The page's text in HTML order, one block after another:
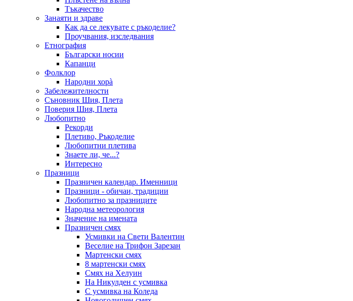
Тъкачество
Занаяти и здраве
Как да се лекувате с ръкоделие?
Проучвания, изследвания
Етнография
Български носии
Капанци
Фолклор
Народни хорà
Забележителности
Съновник Шия, Плета
Поверия Шия, Плета
Любопитно
Рекорди
Плетиво, Ръкоделие
Любопитни плетива
Знаете ли, че...?
Интересно
Празници
Празничен календар. Именници
Празници - обичаи, традиции
Любопитно за празниците
Народна метеорология
Значение на имената
Празничен смях
Усмивки на Свети Валентин
Веселие на Трифон Зарезан
Мартенски смях
8 мартенски смях
Смях на Хелуин
На Никулден с усмивка
С усмивка на Коледа